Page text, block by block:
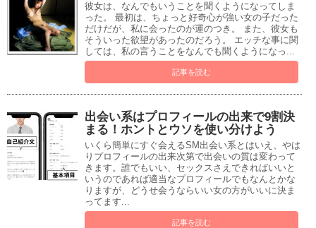
彼女は、なんでもいうことを聞くようになってしま
った。 最初は、ちょっと好奇心が強い女の子だった
だけだが、私に会ったのが運のつき。 また、彼女も
そういった欲望があったのだろう。 エッチな事に関
しては、私の言うことをなんでも聞くようになっ...
記事を読む
出会い系はプロフィールの出来で9割決
まる！ホントとウソを使い分けよう
いくら簡単にすぐ会えるSM出会い系とはいえ、やは
りプロフィールの出来次第で出会いの質は変わって
きます。誰でもいい、セックスさえできればいいと
いうのであれば適当なプロフィールでもなんとかな
りますが、どうせ会うならいい女の方がいいに決ま
ってます...
記事を読む